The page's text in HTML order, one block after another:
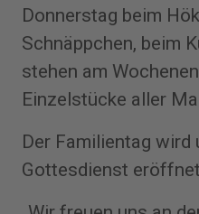
Donnerstag beim
Schnäppchen, beim
stehen am
Einzelstücke aller
Der Familientag wird
Gottesdienst